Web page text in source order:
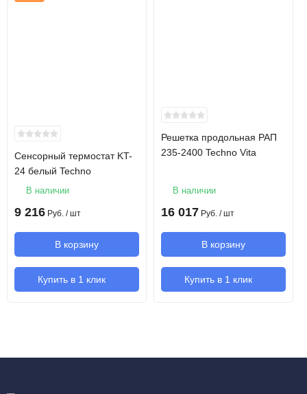
Сенсорный термостат KT-
24 белый Techno
В наличии
9 216 Руб. / шт
В корзину
Купить в 1 клик
Решетка продольная РАП
235-2400 Techno Vita
В наличии
16 017 Руб. / шт
В корзину
Купить в 1 клик